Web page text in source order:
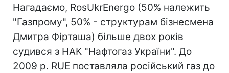
Нагадаємо, RosUkrEnergo (50% належить
"Газпрому", 50% - структурам бізнесмена
Дмитра Фірташа) більше двох років
судився з НАК "Нафтогаз України". До
2009 р. RUE поставляла російський газ до